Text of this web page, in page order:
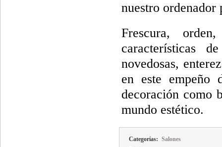
nuestro ordenador
Frescura,
características
novedosas,
en este empeño
decoración como
mundo estético.
Categorías: Salones